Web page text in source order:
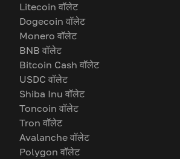
Litecoin वॉलेट
Dogecoin वॉलेट
Monero वॉलेट
BNB वॉलेट
Bitcoin Cash वॉलेट
USDC वॉलेट
Shiba Inu वॉलेट
Toncoin वॉलेट
Tron वॉलेट
Avalanche वॉलेट
Polygon वॉलेट